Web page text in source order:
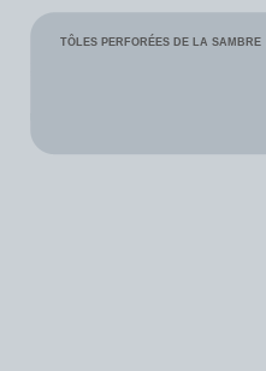
TÔLES PERFORÉES DE LA SAMBRE